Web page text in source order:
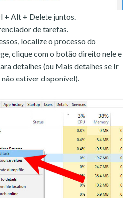
+ Alt + Delete juntos.
de tarefas.
localize o processo do
clique com o botão direito nele e
detalhes (ou Mais detalhes se Ir
estiver disponível).